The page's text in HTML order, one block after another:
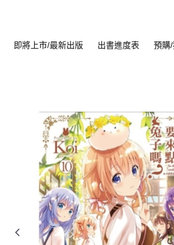
即將上市/最新出版 出書進度表 預購